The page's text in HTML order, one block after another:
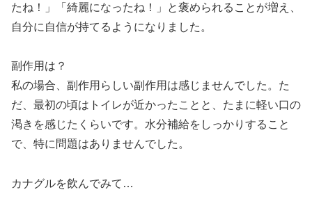
たね！」「綺麗になったね！」と褒められることが増え、
自分に自信が持てるようになりました。
副作用は？
私の場合、副作用らしい副作用は感じませんでした。た
だ、最初の頃はトイレが近かったことと、たまに軽い口の
渇きを感じたくらいです。水分補給をしっかりすること
で、特に問題はありませんでした。
カナグルを飲んでみて…